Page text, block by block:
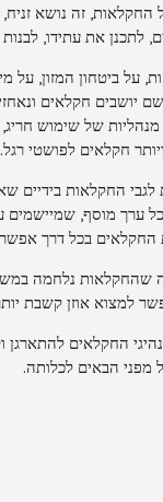
זה נושא זניח,
לתכנן את עתידו,
על ביטחון המזון,
שם יושבים חקלאים
של שימוש
חקלאים לפושטי רגל.
החקלאות בידיים
ערך מוסף, שמיישמים
בכל דרך
שהחקלאות נלחמה
למצוא אוזן קשבת
החקלאים
מפני הבאים לכלותה.